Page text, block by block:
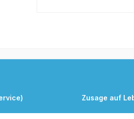
Zusage auf